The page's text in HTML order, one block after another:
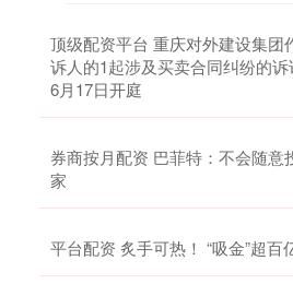
顶级配资平台 重庆对外建设集团
诉人的1起涉及买卖合同纠纷的
6月17日开庭
券商按月配资 巴菲特：不会随意
家
平台配资 炙手可热！ “吸金”超百